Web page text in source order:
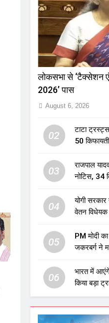
लोकसभा से ‘टैक्सेशन
2026’ पास
August 6, 2026
02
टाटा
50
03
राजपाल
नोटिस, 34
04
योगी
वेतन विधेयक
उठाए सवाल
05
PM मोदी
जकरबर्ग ने
06
भारत में
किया बड़ा